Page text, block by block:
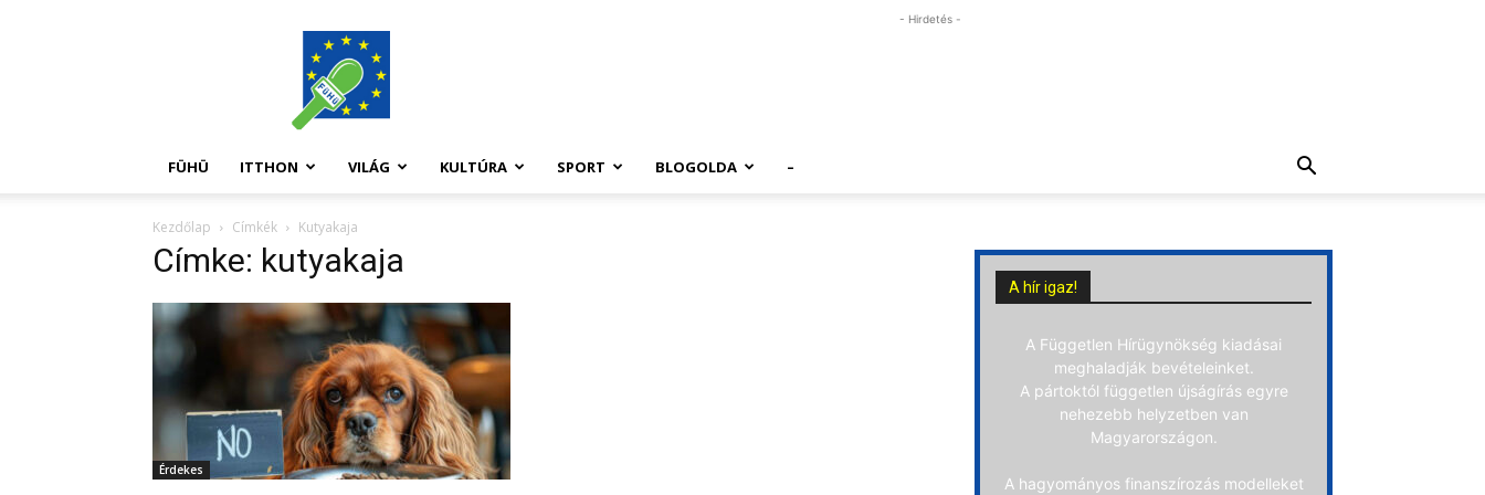
FüHü
- Hirdetés -
FÜHÜ ITTHON VILÁG KULTÚRA SPORT BLOGOLDA –
Kezdőlap Címkék Kutyakaja
Címke: kutyakaja
Érdekes
A hír igaz!
A Független Hírügynökség kiadásai
meghaladják bevételeinket.
A pártoktól független újságírás egyre
nehezebb helyzetben van
Magyarországon.
A hagyományos finanszírozás modelleket